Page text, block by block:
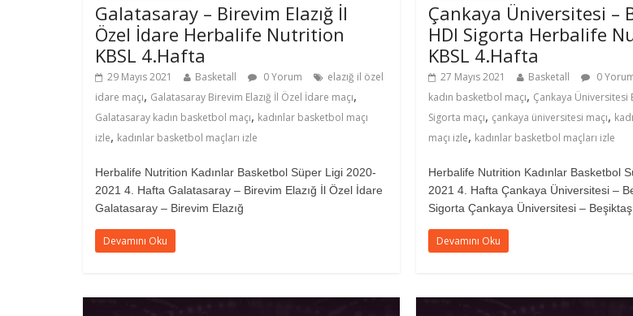
Galatasaray – Birevim Elazığ İl
Özel İdare Herbalife Nutrition
KBSL 4.Hafta
29 Mayıs 2021 Basketall 0 Yorum
elazığ il özel
idare maçı, Galatasaray Birevim Elazığ İl Özel İdare maçı,
Galatasaray kadın basketbol maçı, kadınlar basketbol maçı
izle, kadınlar basketbol maçları izle
Herbalife Nutrition Kadınlar Basketbol Süper Ligi 2020-
2021 4. Hafta Galatasaray – Birevim Elazığ İl Özel İdare
Galatasaray – Birevim Elazığ
Devamını Oku
Çankaya Üniversitesi –
HDI Sigorta Herbalife
KBSL 4.Hafta
27 Mayıs 2021 Basketall 0
kadın basketbol maçı, Çankaya Üniversitesi
Sigorta maçı, çankaya üniversitesi maçı,
maçı izle, kadınlar basketbol maçları izle
Herbalife Nutrition Kadınlar Basketbol
2021 4. Hafta Çankaya Üniversitesi –
Sigorta Çankaya Üniversitesi –
Devamını Oku